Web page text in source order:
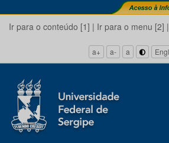
Ir para o conteúdo [1] | Ir para o menu [2] |
a+ a- a